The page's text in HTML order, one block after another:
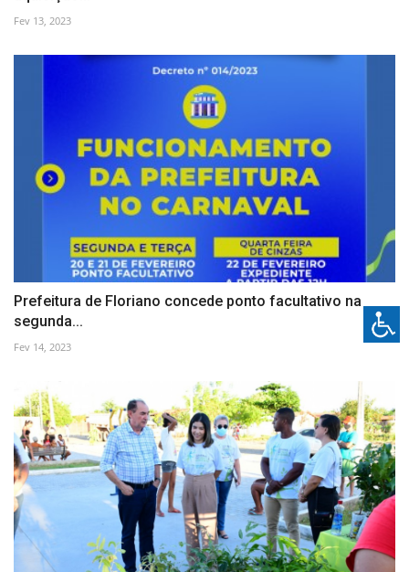
Fev 13, 2023
Prefeitura de Floriano concede ponto facultativo na
segunda...
Fev 14, 2023